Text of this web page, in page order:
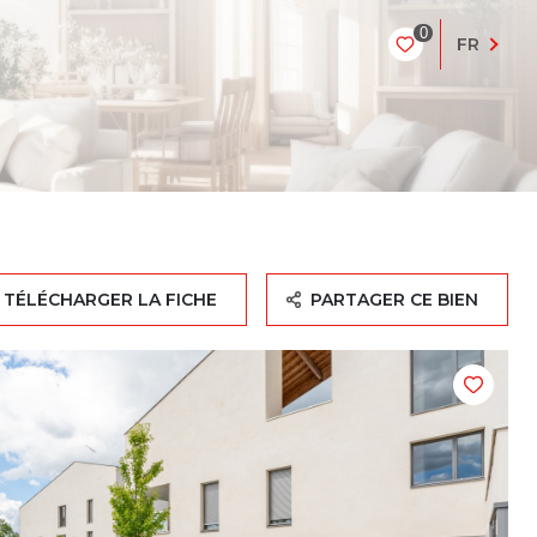
0
FR
TÉLÉCHARGER LA FICHE PARTAGER CE BIEN